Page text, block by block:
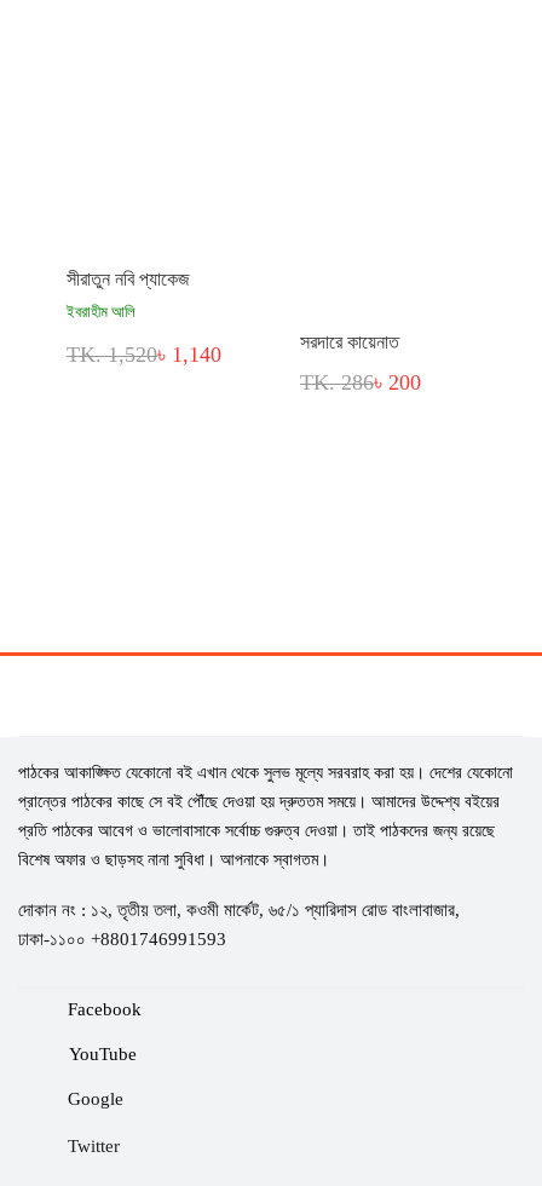
সীরাতুন নবি প্যাকেজ
ইবরাহীম আলি
TK. 1,520৳ 1,140
সরদারে কায়েনাত
TK. 286৳ 200
পাঠকের আকাঙ্ক্ষিত যেকোনো বই এখান থেকে সুলভ মূল্যে সরবরাহ করা হয়। দেশের যেকোনো
প্রান্তের পাঠকের কাছে সে বই পৌঁছে দেওয়া হয় দ্রুততম সময়ে। আমাদের উদ্দেশ্য বইয়ের
প্রতি পাঠকের আবেগ ও ভালোবাসাকে সর্বোচ্চ গুরুত্ব দেওয়া। তাই পাঠকদের জন্য রয়েছে
বিশেষ অফার ও ছাড়সহ নানা সুবিধা। আপনাকে স্বাগতম।
দোকান নং : ১২, তৃতীয় তলা, কওমী মার্কেট, ৬৫/১ প্যারিদাস রোড বাংলাবাজার,
ঢাকা-১১০০ +8801746991593
Facebook
YouTube
Google
Twitter